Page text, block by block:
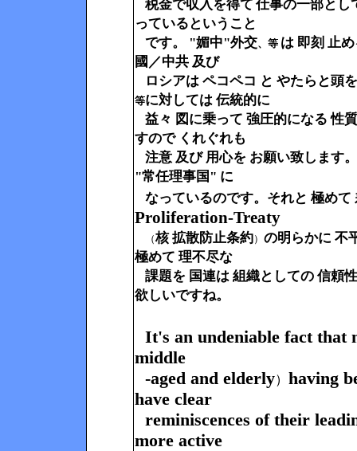
税金で収入を得て 仕事の一部とし
っているということ
です。 "媚中"外交、等 は 即刻 止
國／中共 及び
ロシアは ペコペコ と やたらと頭
等に対しては 伝統的に
益々 図に乗って 強圧的になる 性
すので くれぐれも
注意 及び 用心を お願い致します
"常任理事国" に
なっているのです。それと 極めて
Proliferation-Treaty
（核 拡散防止条約） の明らかに 不
極めて 理不尽な
課題を 国連は 組織としての 信頼
欲しいですね。
It's an undeniable fact that
middle
-aged and elderly） having
have clear
reminiscences of their
more active